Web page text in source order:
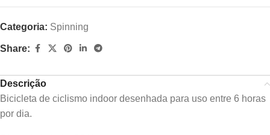
Categoria: Spinning
Share:
Descrição
Bicicleta de ciclismo indoor desenhada para uso entre 6 horas
por dia.